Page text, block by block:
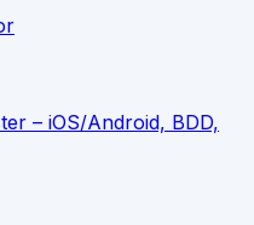
– iOS/Android, BDD,